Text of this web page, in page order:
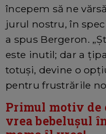
începem să ne
jurul nostru, în
a spus Bergeron.
este inutil; dar a
totuși, devine o
pentru frustrările
Primul motiv de
vrea bebelușul